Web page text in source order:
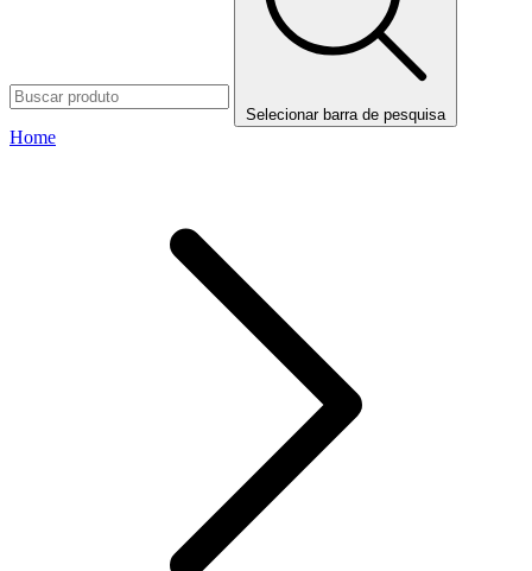
Selecionar barra de pesquisa
Home